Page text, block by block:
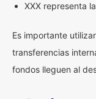
XXX representa
Es importante
transferencias
fondos lleguen al